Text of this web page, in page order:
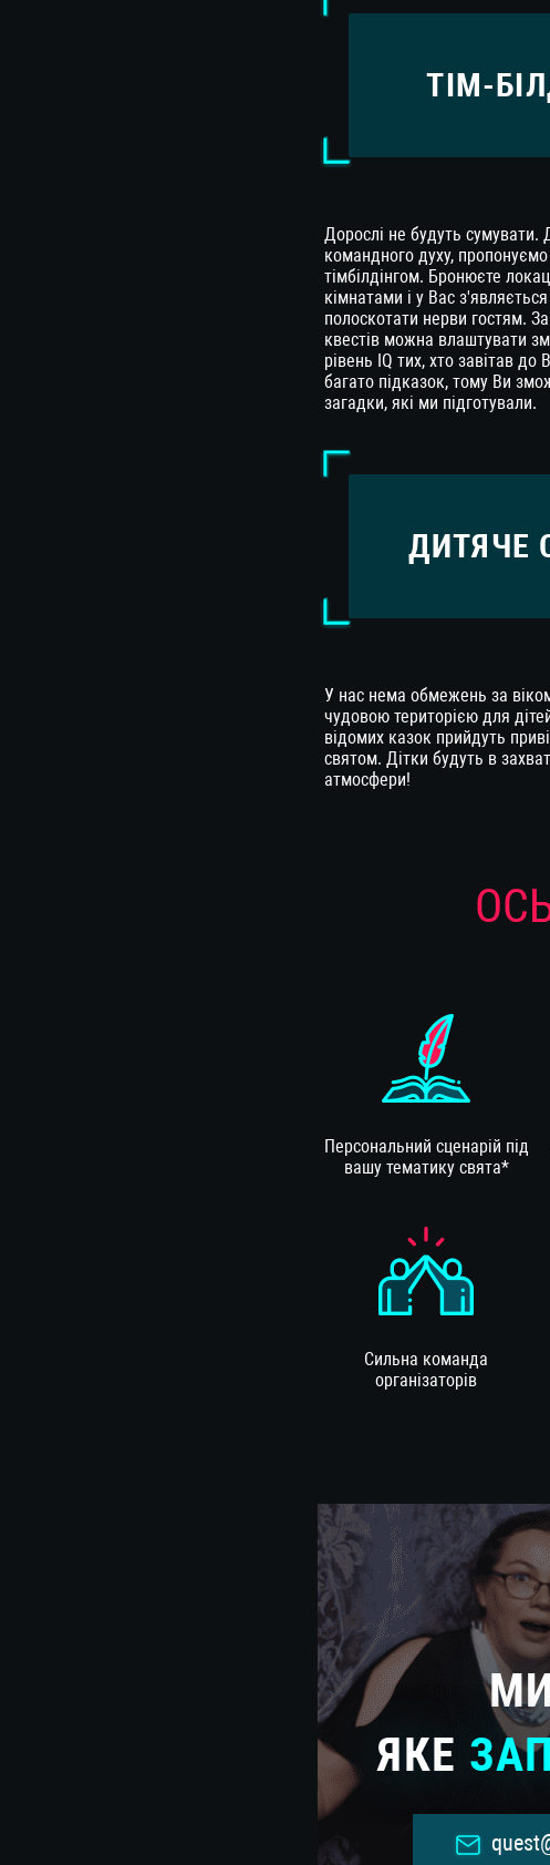
ТІМ-
Дорослі не будуть сумувати.
командного духу,
тімбілдінгом. Бронюєте
кімнатами і у Вас
полоскотати нерви гостям.
квестів можна влаштувати
рівень IQ тих, хто завітав до
багато підказок, тому Ви
загадки, які ми підготували.
ДИТЯЧЕ
У нас нема обмежень за
чудовою територією для
відомих казок прийдуть
святом. Дітки будуть в
атмосфери!
Персональний сценарій під
вашу тематику свята*
Сильна команда
організаторів
ЯКЕ